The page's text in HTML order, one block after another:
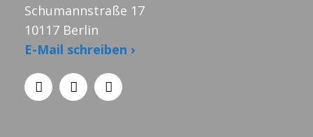
Schumannstraße 17
10117 Berlin
E-Mail schreiben ›